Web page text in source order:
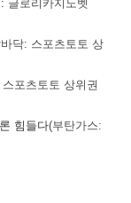
글로리카지노벳
닥: 스포츠토토 상
포츠토토 상위권
힘들다(부탄가스: